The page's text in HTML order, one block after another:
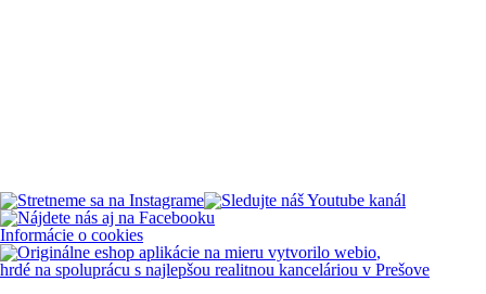
Informácie o cookies
vytvorilo webio,
hrdé na spoluprácu s najlepšou realitnou kanceláriou v Prešove